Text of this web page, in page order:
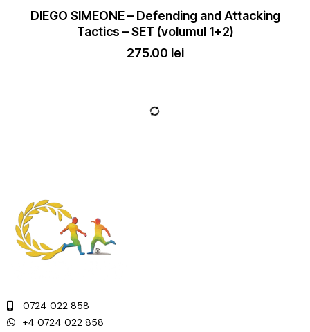
DIEGO SIMEONE – Defending and Attacking
Tactics – SET (volumul 1+2)
275.00 lei
0724 022 858
+4 0724 022 858